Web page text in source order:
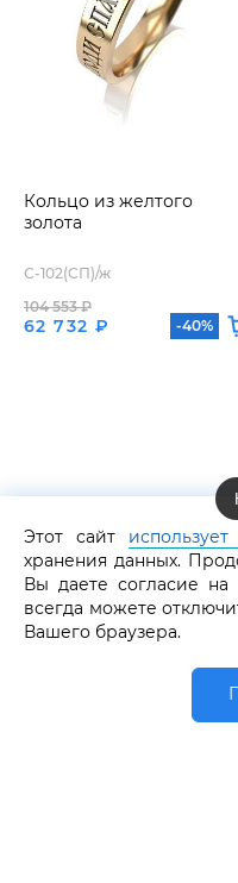
Кольцо из желтого
золота
С-102(СП)/ж
62 732 ₽
104 553 ₽
-40%
GRAF КОЛЬЦОВ | MEDIA
КАТАЛОГ
GRAF КОЛЬЦОВ | INFO
Этот сайт
хранения данных.
Вы даете согласие
всегда можете
Вашего браузера.